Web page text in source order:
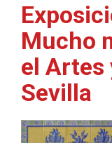
Mucho
el Artes
Sevilla